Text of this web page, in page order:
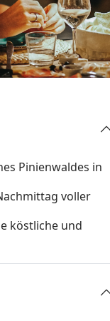
Pinienwaldes in
voller
köstliche und